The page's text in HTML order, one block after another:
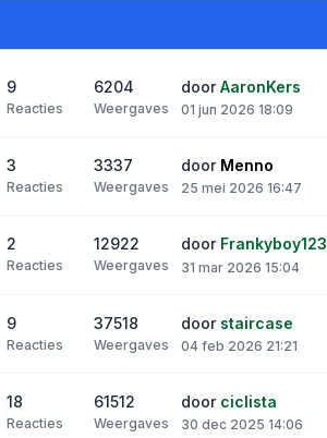
9
Reacties
6204
Weergaves
doorAaronKers
01 jun 2026 18:09
3
Reacties
3337
Weergaves
door Menno
25 mei 2026 16:47
2
Reacties
12922
Weergaves
door Frankyboy123
31 mar 2026 15:04
9
Reacties
37518
Weergaves
door staircase
04 feb 2026 21:21
18
Reacties
61512
Weergaves
door ciclista
30 dec 2025 14:06